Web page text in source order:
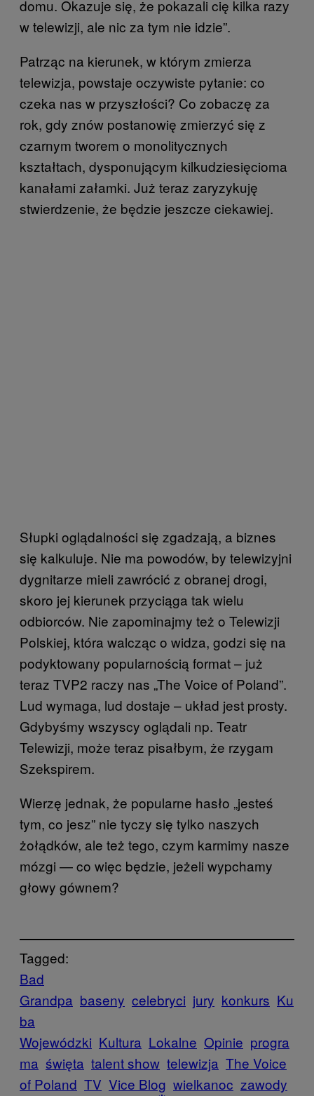
domu. Okazuje się, że pokazali cię kilka razy
w telewizji, ale nic za tym nie idzie”.
Patrząc na kierunek, w którym zmierza
telewizja, powstaje oczywiste pytanie: co
czeka nas w przyszłości? Co zobaczę za
rok, gdy znów postanowię zmierzyć się z
czarnym tworem o monolitycznych
kształtach, dysponującym kilkudziesięcioma
kanałami załamki. Już teraz zaryzykuję
stwierdzenie, że będzie jeszcze ciekawiej.
Słupki oglądalności się zgadzają, a biznes
się kalkuluje. Nie ma powodów, by telewizyjni
dygnitarze mieli zawrócić z obranej drogi,
skoro jej kierunek przyciąga tak wielu
odbiorców. Nie zapominajmy też o Telewizji
Polskiej, która walcząc o widza, godzi się na
podyktowany popularnością format – już
teraz TVP2 raczy nas „The Voice of Poland”.
Lud wymaga, lud dostaje – układ jest prosty.
Gdybyśmy wszyscy oglądali np. Teatr
Telewizji, może teraz pisałbym, że rzygam
Szekspirem.
Wierzę jednak, że popularne hasło „jesteś
tym, co jesz” nie tyczy się tylko naszych
żołądków, ale też tego, czym karmimy nasze
mózgi — co więc będzie, jeżeli wypchamy
głowy gównem?
Tagged:
Bad
Grandpa baseny celebryci jury konkurs Ku
ba
Wojewódzki Kultura Lokalne Opinie progra
ma święta talent show telewizja The Voice
of Poland TV Vice Blog wielkanoc zawody